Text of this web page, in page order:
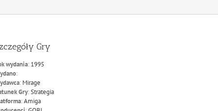
Gry
wydania: 1995
:
: Mirage
Gry:Strategia
:Amiga